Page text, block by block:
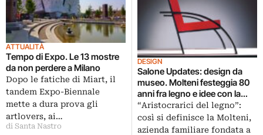
ATTUALITÀ
Tempo di Expo. Le 13 mostre
da non perdere a Milano
Dopo le fatiche di Miart, il
tandem Expo-Biennale
mette a dura prova gli
artlovers, ai…
di Santa Nastro
DESIGN
Salone Updates: design da
museo. Molteni festeggia 80
anni fra legno e idee con la
mostra alla GAM di Milano:
ecco le immagini
“Aristocrarici del legno”:
così si definisce la Molteni,
azienda familiare fondata a